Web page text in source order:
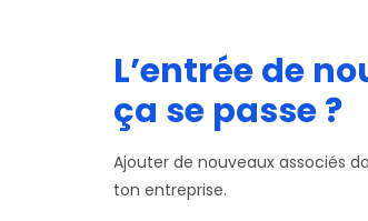
L’entrée de
ça se passe ?
Ajouter de nouveaux associés
ton entreprise.